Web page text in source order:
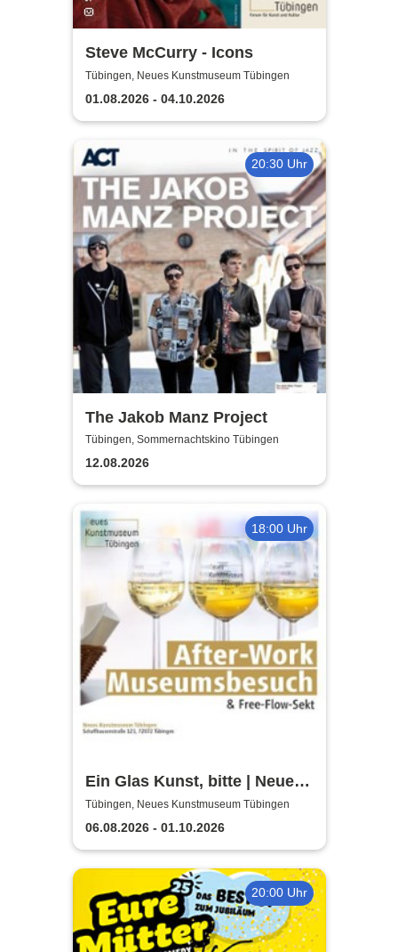
Steve McCurry - Icons
Tübingen, Neues Kunstmuseum Tübingen
01.08.2026 - 04.10.2026
20:30 Uhr
The Jakob Manz Project
Tübingen, Sommernachtskino Tübingen
12.08.2026
18:00 Uhr
Ein Glas Kunst, bitte | Neues
Kunstmuseum Tübingen
Tübingen, Neues Kunstmuseum Tübingen
06.08.2026 - 01.10.2026
20:00 Uhr